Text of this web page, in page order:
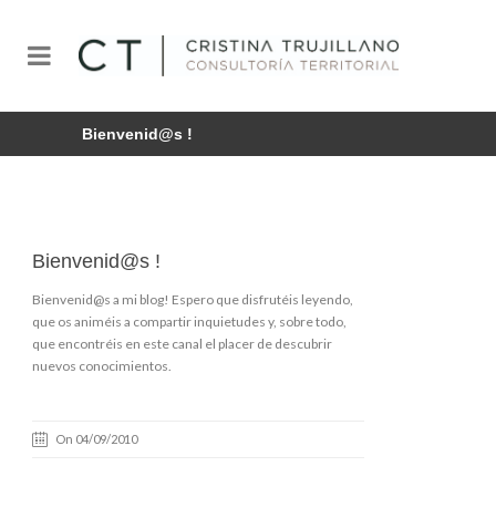
Bienvenid@s !
Bienvenid@s !
Bienvenid@s a mi blog! Espero que disfrutéis leyendo,
que os animéis a compartir inquietudes y, sobre todo,
que encontréis en este canal el placer de descubrir
nuevos conocimientos.
On 04/09/2010